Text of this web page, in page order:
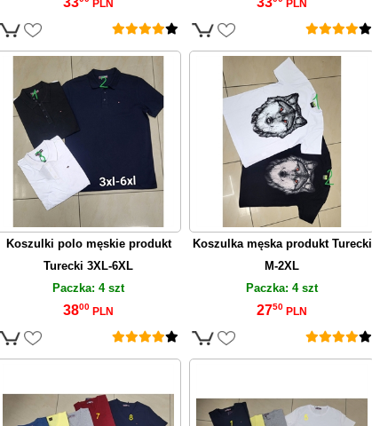
PLN PLN
Koszulki polo męskie produkt
Turecki 3XL-6XL
Paczka: 4 szt
3800 PLN
Koszulka męska produkt Turecki
M-2XL
Paczka: 4 szt
2750 PLN